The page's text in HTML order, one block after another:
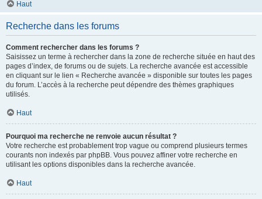
Haut
Recherche dans les forums
Comment rechercher dans les forums ?
Saisissez un terme à rechercher dans la zone de recherche située en haut des
pages d’index, de forums ou de sujets. La recherche avancée est accessible
en cliquant sur le lien « Recherche avancée » disponible sur toutes les pages
du forum. L’accès à la recherche peut dépendre des thèmes graphiques
utilisés.
Haut
Pourquoi ma recherche ne renvoie aucun résultat ?
Votre recherche est probablement trop vague ou comprend plusieurs termes
courants non indexés par phpBB. Vous pouvez affiner votre recherche en
utilisant les options disponibles dans la recherche avancée.
Haut